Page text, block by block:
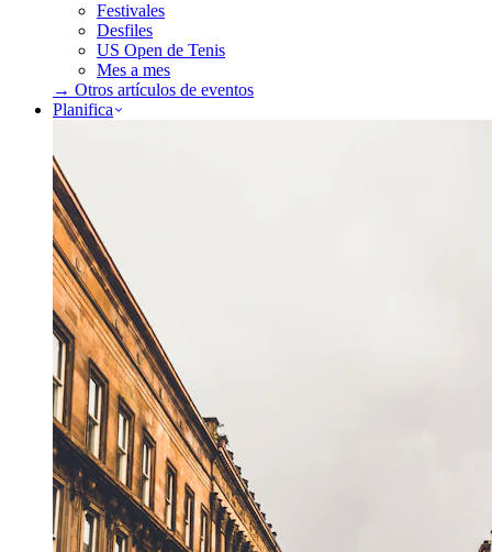
Festivales
Desfiles
US Open de Tenis
Mes a mes
→ Otros artículos de eventos
Planifica